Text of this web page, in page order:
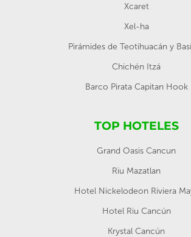
Xcaret
Xel-ha
Pirámides de Teotihuacán y
Chichén Itzá
Barco Pirata Capitan Hook
TOP HOTELES
Grand Oasis Cancun
Riu Mazatlan
Hotel Nickelodeon Riviera
Hotel Riu Cancún
Krystal Cancún